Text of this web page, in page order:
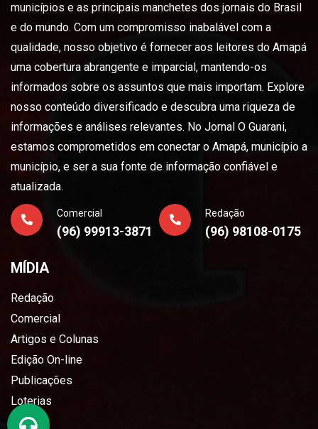
municípios e as principais manchetes dos jornais do Brasil
e do mundo. Com um compromisso inabalável com a
qualidade, nosso objetivo é fornecer aos leitores do Amapá
uma cobertura abrangente e imparcial, mantendo-os
informados sobre os assuntos que mais importam. Explore
nosso conteúdo diversificado e descubra uma riqueza de
informações e análises relevantes. No Jornal O Guarani,
estamos comprometidos em conectar o Amapá, município a
município, e ser a sua fonte de informação confiável e
atualizada.
Comercial
(96) 99913-3871
Redação
(96) 98108-0175
MÍDIA
Redação
Comercial
Artigos e Colunas
Edição On-line
Publicações
Loterias